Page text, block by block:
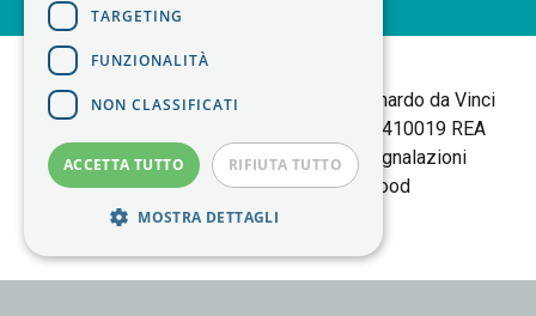
B+M isol TortallaSede Legale: Via Leonardo da Vinci
25 | 10095 Grugliasco (TO) P.IVA 06403410019 REA
TORINO 783877 | Policy Privacy |Segnalazioni
Whistleblowing| made byElwood
TARGETING
FUNZIONALITÀ
NON CLASSIFICATI
ACCETTA TUTTO RIFIUTA TUTTO
MOSTRA DETTAGLI